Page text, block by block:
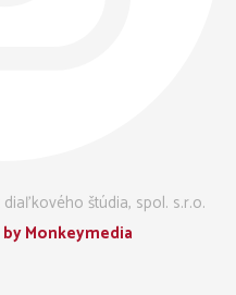
štúdia, spol. s.r.o.
Monkeymedia